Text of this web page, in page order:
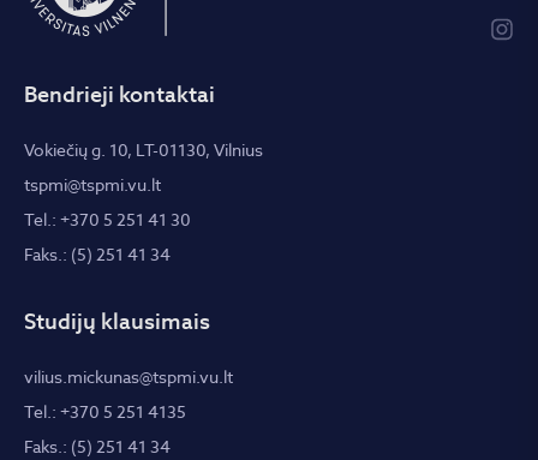
Bendrieji kontaktai
Vokiečių g. 10, LT-01130, Vilnius
tspmi@tspmi.vu.lt
Tel.: +370 5 251 41 30
Faks.: (5) 251 41 34
Studijų klausimais
vilius.mickunas@tspmi.vu.lt
Tel.: +370 5 251 4135
Faks.: (5) 251 41 34